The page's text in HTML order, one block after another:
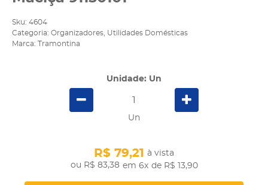
Sku: 4604
Categoria: Organizadores Utilidades Domésticas
Marca:
Tramontina
Unidade: Un
Un
R$ 83,38
R$ 79,21
à vista
em 6x de R$ 13,90